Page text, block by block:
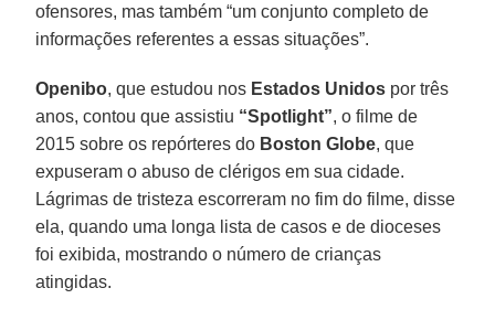
ofensores, mas também “um conjunto completo de
informações referentes a essas situações”.
Openibo, que estudou nos Estados Unidos por três
anos, contou que assistiu “Spotlight”, o filme de
2015 sobre os repórteres do Boston Globe, que
expuseram o abuso de clérigos em sua cidade.
Lágrimas de tristeza escorreram no fim do filme, disse
ela, quando uma longa lista de casos e de dioceses
foi exibida, mostrando o número de crianças
atingidas.